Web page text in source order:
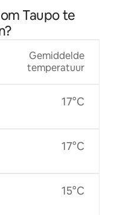
Taupo te
Gemiddelde
temperatuur
17°C
17°C
15°C